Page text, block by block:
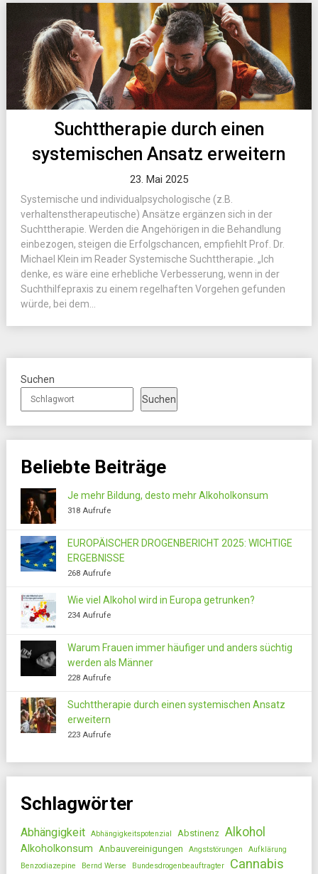
Suchttherapie durch einen
systemischen Ansatz erweitern
23. Mai 2025
Systemische und individualpsychologische (z.B.
verhaltenstherapeutische) Ansätze ergänzen sich in der
Suchttherapie. Werden die Angehörigen in die Behandlung
einbezogen, steigen die Erfolgschancen, empfiehlt Prof. Dr.
Michael Klein im Reader Systemische Suchttherapie. „Ich
denke, es wäre eine erhebliche Verbesserung, wenn in der
Suchthilfepraxis zu einem regelhaften Vorgehen gefunden
würde, bei dem...
Suchen
Suchen
Beliebte Beiträge
Je mehr Bildung, desto mehr Alkoholkonsum
318 Aufrufe
EUROPÄISCHER DROGENBERICHT 2025: WICHTIGE
ERGEBNISSE
268 Aufrufe
Wie viel Alkohol wird in Europa getrunken?
234 Aufrufe
Warum Frauen immer häufiger und anders süchtig
werden als Männer
228 Aufrufe
Suchttherapie durch einen systemischen Ansatz
erweitern
223 Aufrufe
Schlagwörter
Abhängigkeit Abhängigkeitspotenzial Abstinenz Alkohol
Alkoholkonsum Anbauvereinigungen Angststörungen
Aufklärung
Benzodiazepine
Bernd Werse Bundesdrogenbeauftragter Cannabis